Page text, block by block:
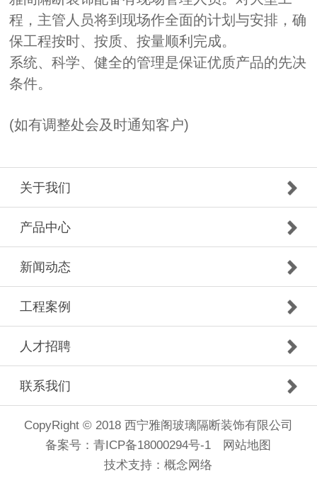
程，主管人员将到现场作全面的计划与安排，确
保工程按时、按质、按量顺利完成。
系统、科学、健全的管理是保证优质产品的先决
条件。
(如有调整处会及时通知客户)
关于我们
产品中心
新闻动态
工程案例
人才招聘
联系我们
CopyRight © 2018 西宁雅阁玻璃隔断装饰有限公司
备案号：青ICP备18000294号-1
网站地图
技术支持：概念网络